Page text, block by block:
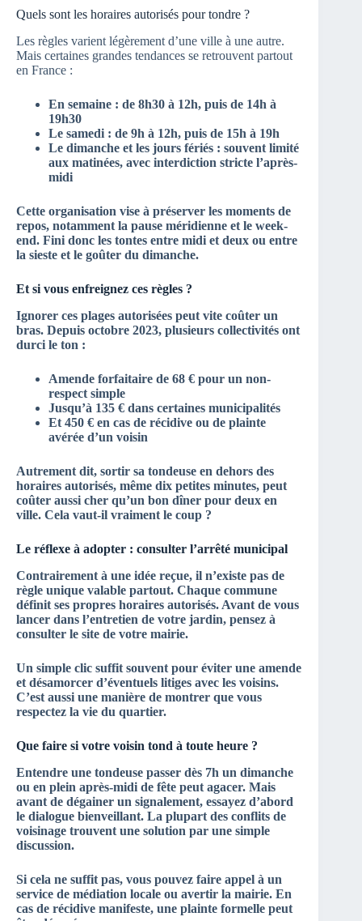
Quels sont les horaires autorisés pour tondre ?
Les règles varient légèrement d’une ville à une autre.
Mais certaines grandes tendances se retrouvent partout
en France :
En semaine : de 8h30 à 12h, puis de 14h à
19h30
Le samedi : de 9h à 12h, puis de 15h à 19h
Le dimanche et les jours fériés : souvent limité
aux matinées, avec interdiction stricte l’après-
midi
Cette organisation vise à préserver les moments de
repos, notamment la pause méridienne et le week-
end. Fini donc les tontes entre midi et deux ou entre
la sieste et le goûter du dimanche.
Et si vous enfreignez ces règles ?
Ignorer ces plages autorisées peut vite coûter un
bras. Depuis octobre 2023, plusieurs collectivités ont
durci le ton :
Amende forfaitaire de 68 € pour un non-
respect simple
Jusqu’à 135 € dans certaines municipalités
Et 450 € en cas de récidive ou de plainte
avérée d’un voisin
Autrement dit, sortir sa tondeuse en dehors des
horaires autorisés, même dix petites minutes, peut
coûter aussi cher qu’un bon dîner pour deux en
ville. Cela vaut-il vraiment le coup ?
Le réflexe à adopter : consulter l’arrêté municipal
Contrairement à une idée reçue, il n’existe pas de
règle unique valable partout. Chaque commune
définit ses propres horaires autorisés. Avant de vous
lancer dans l’entretien de votre jardin, pensez à
consulter le site de votre mairie.
Un simple clic suffit souvent pour éviter une amende
et désamorcer d’éventuels litiges avec les voisins.
C’est aussi une manière de montrer que vous
respectez la vie du quartier.
Que faire si votre voisin tond à toute heure ?
Entendre une tondeuse passer dès 7h un dimanche
ou en plein après-midi de fête peut agacer. Mais
avant de dégainer un signalement, essayez d’abord
le dialogue bienveillant. La plupart des conflits de
voisinage trouvent une solution par une simple
discussion.
Si cela ne suffit pas, vous pouvez faire appel à un
service de médiation locale ou avertir la mairie. En
cas de récidive manifeste, une plainte formelle peut